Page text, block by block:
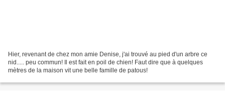
Hier, revenant de chez mon amie Denise, j'ai trouvé au pied d'un arbre ce
nid..... peu commun! Il est fait en poil de chien! Faut dire que à quelques
mètres de la maison vit une belle famille de patous!